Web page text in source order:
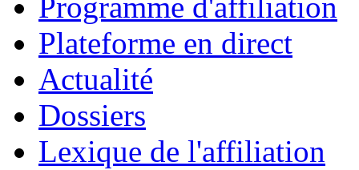
Programme d'affiliation
Plateforme en direct
Actualité
Dossiers
Lexique de l'affiliation